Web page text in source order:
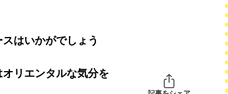
はいかがでしょう
リエンタルな気分を